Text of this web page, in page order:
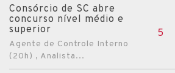
Consórcio de SC abre
concurso nível médio e
superior
Agente de Controle Interno
(20h) , Analista...
5